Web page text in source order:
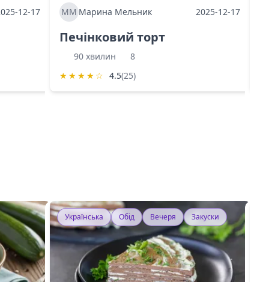
12-17 МММарина Мельник 2025-12-17
Печінковий торт
90 хвилин
8
★ ★ ★ ★ ☆ 4.5(25)
Українська Обід Вечеря Закуски